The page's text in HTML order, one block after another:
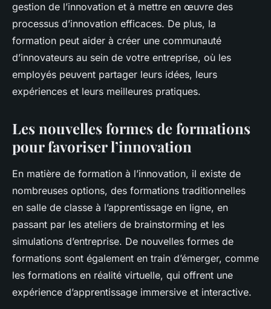
gestion de l’innovation et à mettre en œuvre des
processus d’innovation efficaces. De plus, la
formation peut aider à créer une communauté
d’innovateurs au sein de votre entreprise, où les
employés peuvent partager leurs idées, leurs
expériences et leurs meilleures pratiques.
Les nouvelles formes de formations
pour favoriser l’innovation
En matière de formation à l’innovation, il existe de
nombreuses options, des formations traditionnelles
en salle de classe à l’apprentissage en ligne, en
passant par les ateliers de brainstorming et les
simulations d’entreprise. De nouvelles formes de
formations sont également en train d’émerger, comme
les formations en réalité virtuelle, qui offrent une
expérience d’apprentissage immersive et interactive.